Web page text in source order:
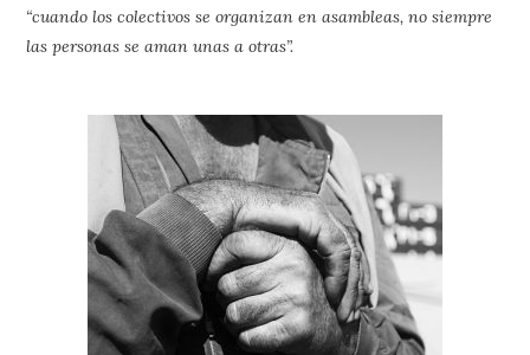
“cuando los colectivos se organizan en asambleas, no siempre
las personas se aman unas a otras”.